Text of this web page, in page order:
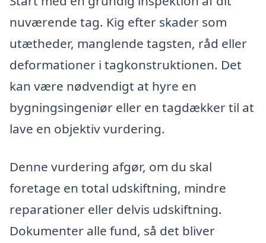
nuværende tag. Kig efter skader som
utætheder, manglende tagsten, råd eller
deformationer i tagkonstruktionen. Det
kan være nødvendigt at hyre en
bygningsingeniør eller en tagdækker til at
lave en objektiv vurdering.
Denne vurdering afgør, om du skal
foretage en total udskiftning, mindre
reparationer eller delvis udskiftning.
Dokumenter alle fund, så det bliver